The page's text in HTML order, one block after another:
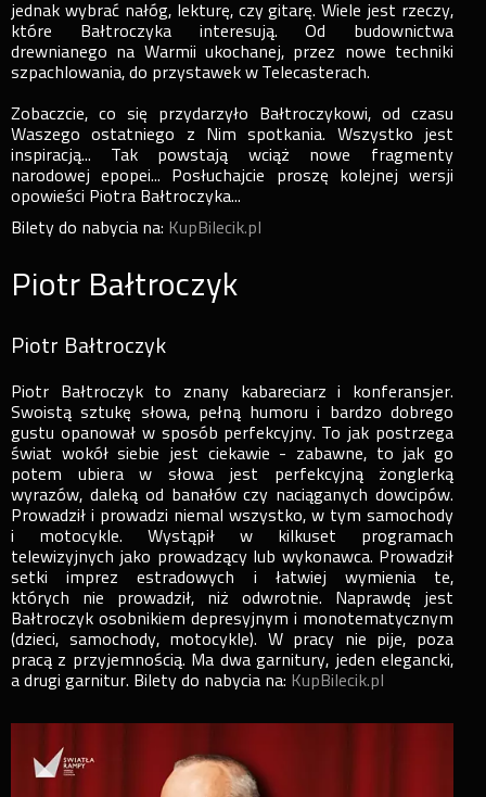
jednak wybrać nałóg, lekturę, czy gitarę. Wiele jest rzeczy,
które Bałtroczyka interesują. Od budownictwa
drewnianego na Warmii ukochanej, przez nowe techniki
szpachlowania, do przystawek w Telecasterach.
Zobaczcie, co się przydarzyło Bałtroczykowi, od czasu
Waszego ostatniego z Nim spotkania. Wszystko jest
inspiracją... Tak powstają wciąż nowe fragmenty
narodowej epopei... Posłuchajcie proszę kolejnej wersji
opowieści Piotra Bałtroczyka...
Bilety do nabycia na: KupBilecik.pl
Piotr Bałtroczyk
Piotr Bałtroczyk
Piotr Bałtroczyk to znany kabareciarz i konferansjer.
Swoistą sztukę słowa, pełną humoru i bardzo dobrego
gustu opanował w sposób perfekcyjny. To jak postrzega
świat wokół siebie jest ciekawie - zabawne, to jak go
potem ubiera w słowa jest perfekcyjną żonglerką
wyrazów, daleką od banałów czy naciąganych dowcipów.
Prowadził i prowadzi niemal wszystko, w tym samochody
i motocykle. Wystąpił w kilkuset programach
telewizyjnych jako prowadzący lub wykonawca. Prowadził
setki imprez estradowych i łatwiej wymienia te,
których nie prowadził, niż odwrotnie. Naprawdę jest
Bałtroczyk osobnikiem depresyjnym i monotematycznym
(dzieci, samochody, motocykle). W pracy nie pije, poza
pracą z przyjemnością. Ma dwa garnitury, jeden elegancki,
a drugi garnitur. Bilety do nabycia na: KupBilecik.pl